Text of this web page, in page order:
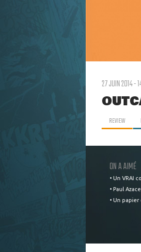
27 JUIN 2014 -
REVIEW
ON A AIMÉ
• Un VRAI
• Paul
• Un